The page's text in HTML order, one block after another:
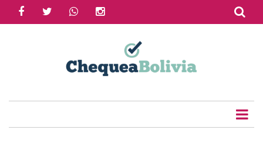
facebooktwitter whatsapp